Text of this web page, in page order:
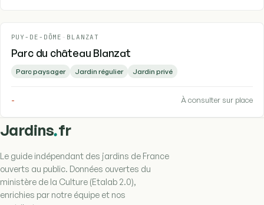
PUY-DE-DÔME - BLANZAT
Parc du château Blanzat
Parc paysager Jardin régulier Jardin privé
- À consulter sur place
Jardins.fr
Le guide indépendant des jardins de France
ouverts au public. Données ouvertes du
ministère de la Culture (Etalab 2.0),
enrichies par notre équipe et nos